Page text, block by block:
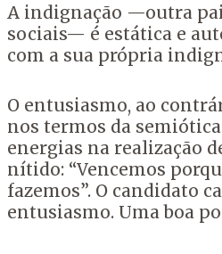
A indignação —outra
sociais— é estática e
com a sua própria
O entusiasmo, ao
nos termos da
energias na realização
nítido: “Vencemos
fazemos”. O candidato
entusiasmo. Uma boa